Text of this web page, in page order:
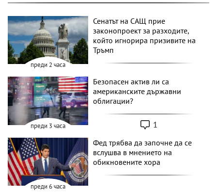
преди 2 часа
Сенатът на САЩ прие
законопроект за разходите,
който игнорира призивите на
Тръмп
преди 3 часа
Безопасен актив ли са
американските държавни
облигации?
1
преди 6 часа
Фед трябва да започне да се
вслушва в мнението на
обикновените хора